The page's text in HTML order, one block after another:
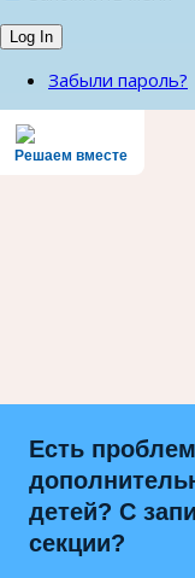
Забыли пароль?
Решаем вместе
Есть
детей? С
секции?